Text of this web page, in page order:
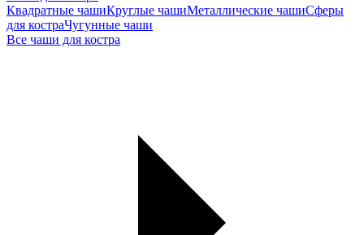
Квадратные чашиКруглые чашиМеталлические чашиСферы
для костраЧугунные чаши
Все чаши для костра